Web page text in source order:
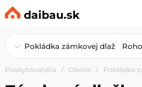
daibau.sk
Poskytovatelia Okolie Pokládka